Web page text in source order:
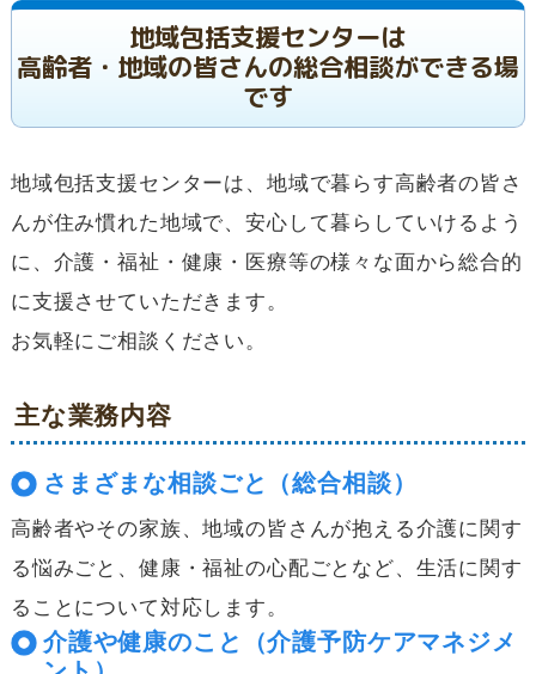
地域包括支援センターは
高齢者・地域の皆さんの総合相談ができる場
です
地域包括支援センターは、地域で暮らす高齢者の皆さ
んが住み慣れた地域で、安心して暮らしていけるよう
に、介護・福祉・健康・医療等の様々な面から総合的
に支援させていただきます。
お気軽にご相談ください。
主な業務内容
さまざまな相談ごと（総合相談）
高齢者やその家族、地域の皆さんが抱える介護に関す
る悩みごと、健康・福祉の心配ごとなど、生活に関す
ることについて対応します。
介護や健康のこと（介護予防ケアマネジメ